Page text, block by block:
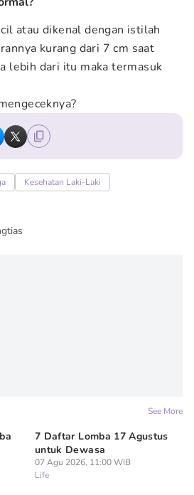
atau dikenal dengan istilah
kurang dari 7 cm saat
lebih dari itu maka termasuk
Kesehatan Laki-Laki
See More
7 Daftar Lomba 17 Agustus
untuk Dewasa
07 Agu 2026, 11:00 WIB
Life